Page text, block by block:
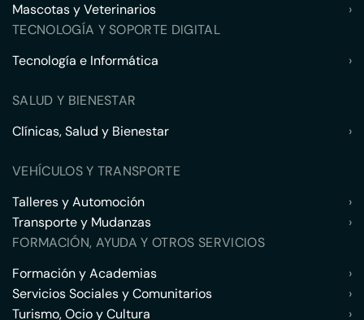
Mascotas y Veterinarios
›
TECNOLOGÍA Y SOPORTE DIGITAL
Tecnología e Informática
›
SALUD Y BIENESTAR
Clínicas, Salud y Bienestar
›
VEHÍCULOS Y TRANSPORTE
Talleres y Automoción
›
Transporte y Mudanzas
›
FORMACIÓN, AYUDA Y OTROS SERVICIOS
Formación y Academias
›
Servicios Sociales y Comunitarios
›
Turismo, Ocio y Cultura
›